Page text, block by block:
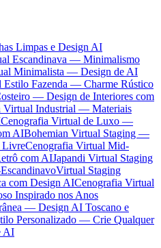
Limpas e Design AI
Escandinava — Minimalismo
Minimalista — Design de AI
Estilo Fazenda — Charme Rústico
— Design de Interiores com
Virtual Industrial — Materiais
Cenografia Virtual de Luxo —
AIBohemian Virtual Staging —
LivreCenografia Virtual Mid-
com AIJapandi Virtual Staging
Virtual Staging
com Design AICenografia Virtual
Inspirado nos Anos
— Design AI Toscano e
Personalizado — Crie Qualquer
AI